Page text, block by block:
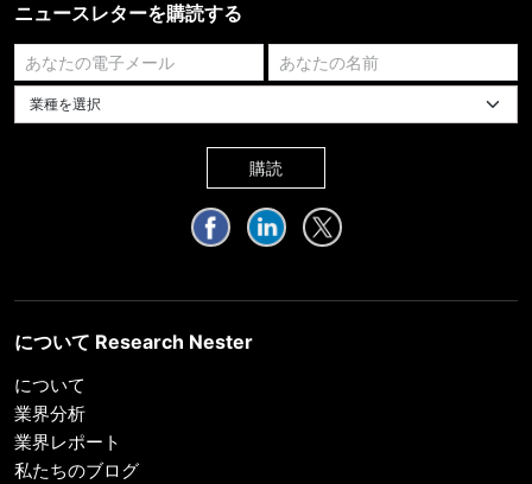
ニュースレターを購読する
業種を選択してください
購読
について Research Nester
について
業界分析
業界レポート
私たちのブログ